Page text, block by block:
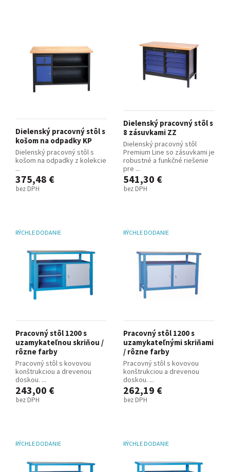
Dielenský pracovný stôl s
košom na odpadky KP
Dielenský pracovný stôl s
košom na odpadky z kolekcie
...
375,48 €
bez DPH
Dielenský pracovný stôl s
8 zásuvkami ZZ
Dielenský pracovný stôl
Premium Line so zásuvkami je
robustné a funkčné riešenie
pre ...
541,30 €
bez DPH
RÝCHLE DODANIE
Pracovný stôl 1200 s
uzamykateľnou skriňou /
rôzne farby
Pracovný stôl s kovovou
konštrukciou a drevenou
doskou. ...
243,00 €
bez DPH
RÝCHLE DODANIE
Pracovný stôl 1200 s
uzamykateľnými skriňami
/ rôzne farby
Pracovný stôl s kovovou
konštrukciou a drevenou
doskou. ...
262,19 €
bez DPH
RÝCHLE DODANIE RÝCHLE DODANIE